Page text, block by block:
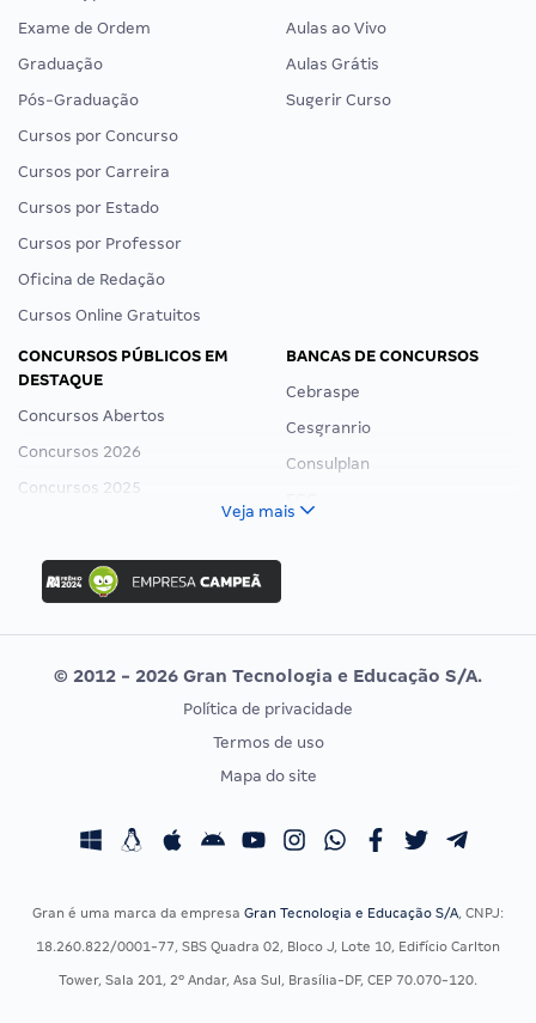
Exame de Ordem
Graduação
Pós-Graduação
Cursos por Concurso
Cursos por Carreira
Cursos por Estado
Cursos por Professor
Oficina de Redação
Cursos Online Gratuitos
Aulas ao Vivo
Aulas Grátis
Sugerir Curso
CONCURSOS PÚBLICOS EM
DESTAQUE
Concursos Abertos
Concursos 2026
Concursos 2025
Concurso Nacional Unificado
Concurso Ibama
Concurso MPU
Editais publicados
BANCAS DE CONCURSOS
Cebraspe
Cesgranrio
Consulplan
Vunesp
CONCURSOS POR PROFISSÃO
Concursos Fiscais
EXAME DE ORDEM
Calendário OAB
Veja mais
© 2012 - 2026 Gran Tecnologia e Educação S/A.
Política de privacidade
Termos de uso
Mapa do site
Gran é uma marca da empresa Gran Tecnologia e Educação S/A, CNPJ:
18.260.822/0001-77, SBS Quadra 02, Bloco J, Lote 10, Edifício Carlton
Tower, Sala 201, 2º Andar, Asa Sul, Brasília-DF, CEP 70.070-120.